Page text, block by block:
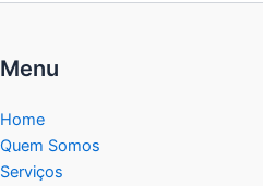
Menu
Home
Quem Somos
Serviços